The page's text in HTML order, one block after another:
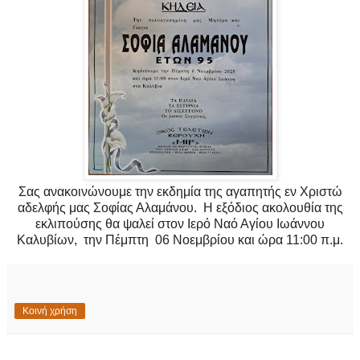
Σας ανακοινώνουμε την εκδημία της αγαπητής εν Χριστώ
αδελφής μας Σοφίας Αλαμάνου. Η εξόδιος ακολουθία της
εκλιπούσης θα ψαλεί στον Ιερό Ναό Αγίου Ιωάννου
Καλυβίων, την Πέμπτη 06 Νοεμβρίου και ώρα 11:00 π.μ.
Κοινή χρήση